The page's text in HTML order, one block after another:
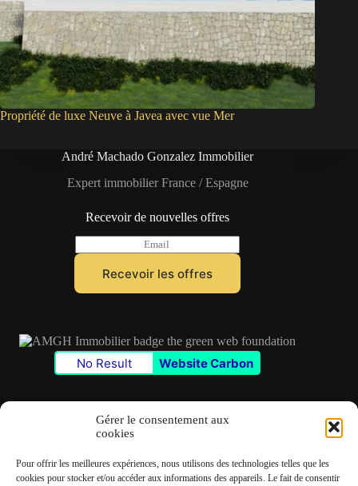
Gérer le consentement aux
cookies
Pour offrir les meilleures expériences, nous utilisons des technologies telles que les
cookies pour stocker et/ou accéder aux informations des appareils. Le fait de consentir
Propriété de luxe Neuve à Javea avec vue Mer
André Machado Gonzalez Immobilier
Expert immobilier France / Espagne
Recevoir de nouvelles offres
m
l
Recevoir les offres
No Result Website Carbon
✆06 22 39 73 24